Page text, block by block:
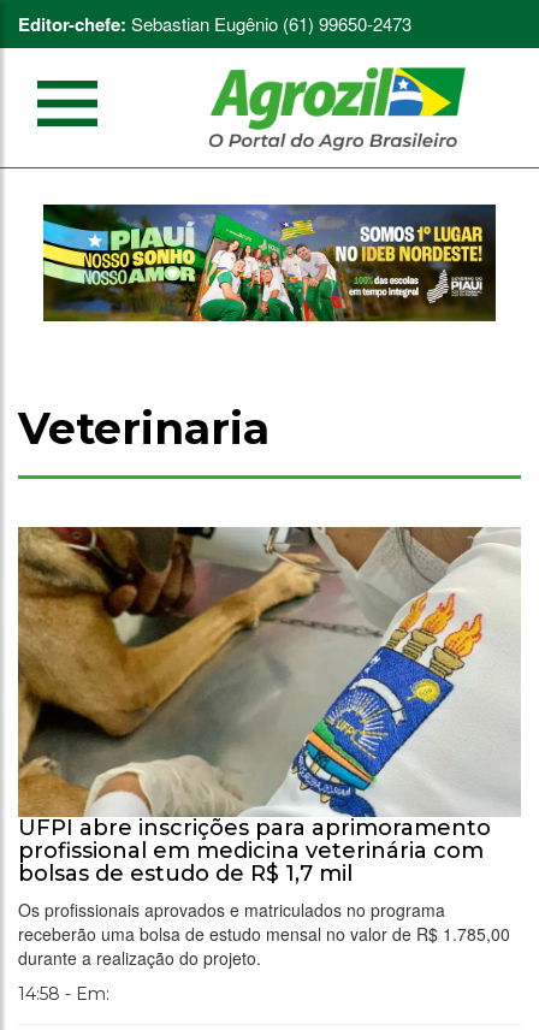
Editor-chefe: Sebastian Eugênio (61) 99650-2473
Veterinaria
UFPI abre inscrições para aprimoramento
profissional em medicina veterinária com
bolsas de estudo de R$ 1,7 mil
Os profissionais aprovados e matriculados no programa
receberão uma bolsa de estudo mensal no valor de R$ 1.785,00
durante a realização do projeto.
14:58 - Em: